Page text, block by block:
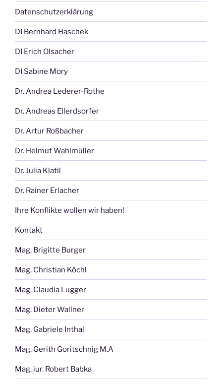
Datenschutzerklärung
DI Bernhard Haschek
DI Erich Olsacher
DI Sabine Mory
Dr. Andrea Lederer-Rothe
Dr. Andreas Ellerdsorfer
Dr. Artur Roßbacher
Dr. Helmut Wahlmüller
Dr. Julia Klatil
Dr. Rainer Erlacher
Ihre Konflikte wollen wir haben!
Kontakt
Mag. Brigitte Burger
Mag. Christian Köchl
Mag. Claudia Lugger
Mag. Dieter Wallner
Mag. Gabriele Inthal
Mag. Gerith Goritschnig M.A
Mag. iur. Robert Babka